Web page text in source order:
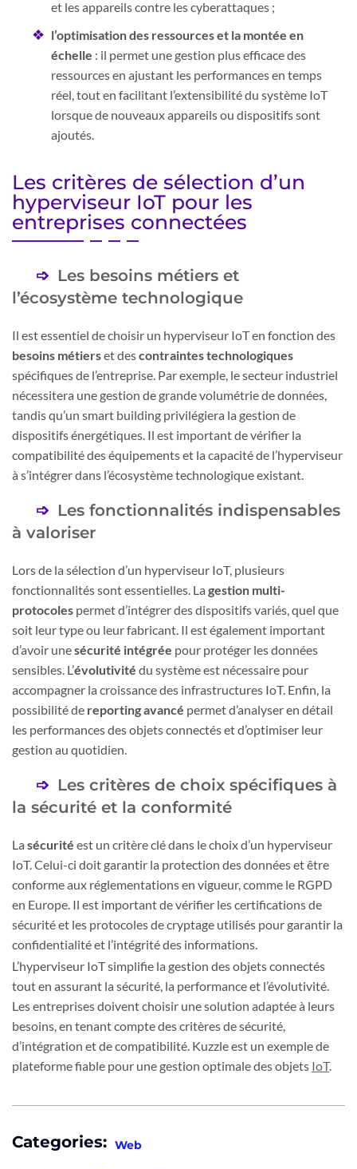
et les appareils contre les cyberattaques ;
l’optimisation des ressources et la montée en
échelle : il permet une gestion plus efficace des
ressources en ajustant les performances en temps
réel, tout en facilitant l’extensibilité du système IoT
lorsque de nouveaux appareils ou dispositifs sont
ajoutés.
Les critères de sélection d’un
hyperviseur IoT pour les
entreprises connectées
Les besoins métiers et
l’écosystème technologique
Il est essentiel de choisir un hyperviseur IoT en fonction des
besoins métierset descontraintes technologiques
spécifiques de l’entreprise. Par exemple, le secteur industriel
nécessitera une gestion de grande volumétrie de données,
tandis qu’un smart building privilégiera la gestion de
dispositifs énergétiques. Il est important de vérifier la
compatibilité des équipements et la capacité de l’hyperviseur
à s’intégrer dans l’écosystème technologique existant.
Les fonctionnalités indispensables
à valoriser
Lors de la sélection d’un hyperviseur IoT, plusieurs
fonctionnalités sont essentielles. La gestion multi-
protocoles permet d’intégrer des dispositifs variés, quel que
soit leur type ou leur fabricant. Il est également important
d’avoir unesécurité intégrée pour protéger les données
sensibles. L’évolutivité du système est nécessaire pour
accompagner la croissance des infrastructures IoT. Enfin, la
possibilité de reporting avancé permet d’analyser en détail
les performances des objets connectés et d’optimiser leur
gestion au quotidien.
Les critères de choix spécifiques à
la sécurité et la conformité
La sécurité est un critère clé dans le choix d’un hyperviseur
IoT. Celui-ci doit garantir la protection des données et être
conforme aux réglementations en vigueur, comme le RGPD
en Europe. Il est important de vérifier les certifications de
sécurité et les protocoles de cryptage utilisés pour garantir la
confidentialité et l’intégrité des informations.
L’hyperviseur IoT simplifie la gestion des objets connectés
tout en assurant la sécurité, la performance et l’évolutivité.
Les entreprises doivent choisir une solution adaptée à leurs
besoins, en tenant compte des critères de sécurité,
d’intégration et de compatibilité. Kuzzle est un exemple de
plateforme fiable pour une gestion optimale des objets IoT.
Categories: Web